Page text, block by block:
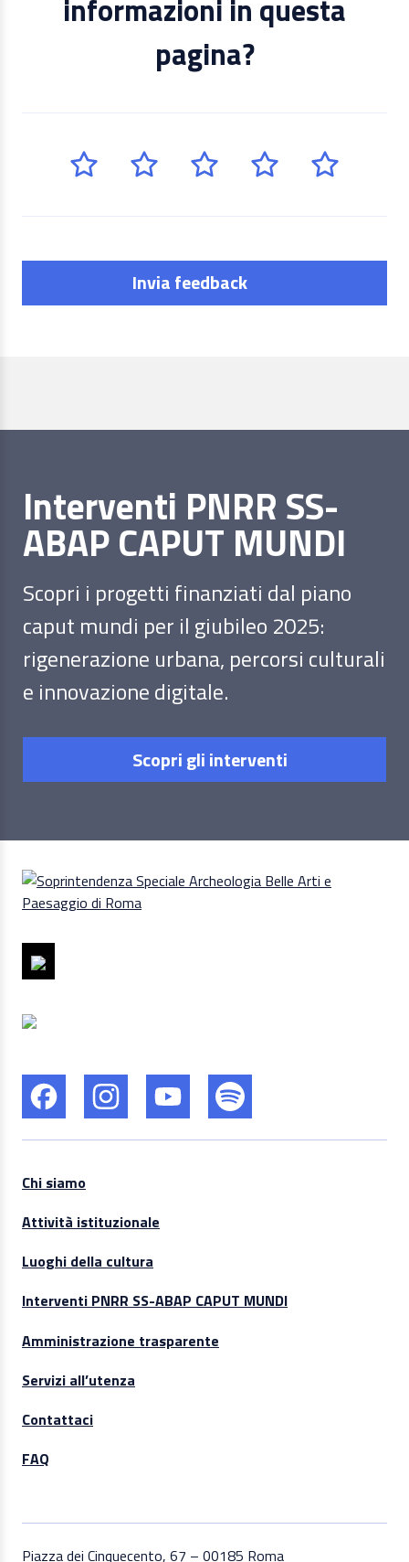
informazioni in questa
pagina?
Invia feedback
Interventi PNRR SS-
ABAP CAPUT MUNDI
Scopri i progetti finanziati dal piano
caput mundi per il giubileo 2025:
rigenerazione urbana, percorsi culturali
e innovazione digitale.
Scopri gli interventi
Chi siamo
Attività istituzionale
Luoghi della cultura
Interventi PNRR SS-ABAP CAPUT MUNDI
Amministrazione trasparente
Servizi all’utenza
Contattaci
FAQ
Piazza dei Cinquecento, 67 – 00185 Roma